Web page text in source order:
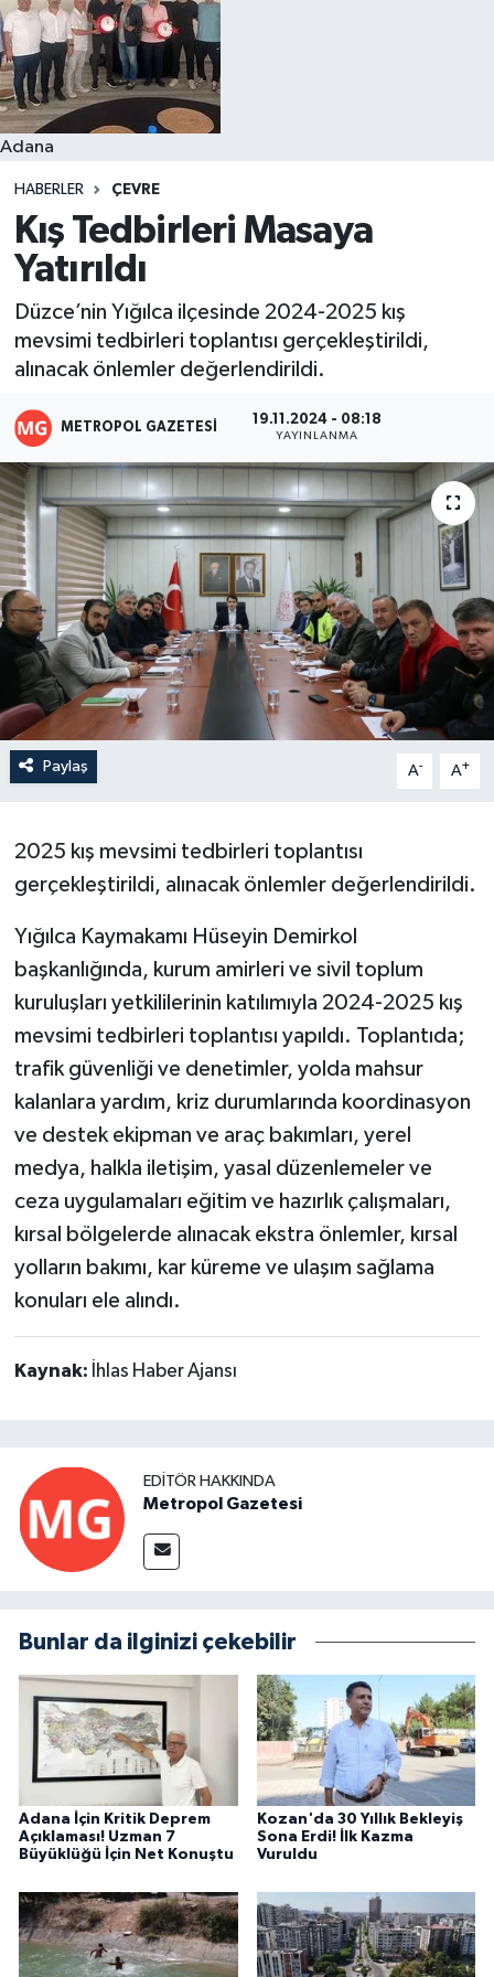
Adana
HABERLER ÇEVRE
Kış Tedbirleri Masaya
Yatırıldı
Düzce’nin Yığılca ilçesinde 2024-2025 kış
mevsimi tedbirleri toplantısı gerçekleştirildi,
alınacak önlemler değerlendirildi.
METROPOL GAZETESI 19.11.2024 - 08:18
YAYINLANMA
Paylaş A- A+
2025 kış mevsimi tedbirleri toplantısı
gerçekleştirildi, alınacak önlemler değerlendirildi.
Yığılca Kaymakamı Hüseyin Demirkol
başkanlığında, kurum amirleri ve sivil toplum
kuruluşları yetkililerinin katılımıyla 2024-2025 kış
mevsimi tedbirleri toplantısı yapıldı. Toplantıda;
trafik güvenliği ve denetimler, yolda mahsur
kalanlara yardım, kriz durumlarında koordinasyon
ve destek ekipman ve araç bakımları, yerel
medya, halkla iletişim, yasal düzenlemeler ve
ceza uygulamaları eğitim ve hazırlık çalışmaları,
kırsal bölgelerde alınacak ekstra önlemler, kırsal
yolların bakımı, kar küreme ve ulaşım sağlama
konuları ele alındı.
Kaynak: İhlas Haber Ajansı
EDITÖR HAKKINDA
Metropol Gazetesi
Bunlar da ilginizi çekebilir
Adana İçin Kritik Deprem
Açıklaması! Uzman 7
Büyüklüğü İçin Net Konuştu
Kozan'da 30 Yıllık Bekleyiş
Sona Erdi! İlk Kazma
Vuruldu
Resmi İlanlar